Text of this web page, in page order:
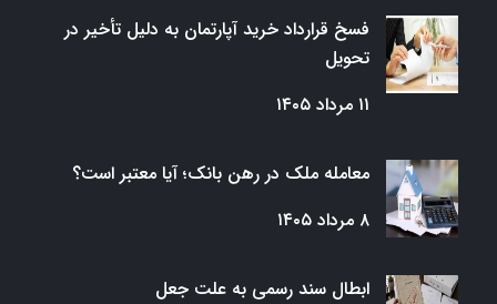
فسخ قرارداد خرید آپارتمان به دلیل تأخیر در
تحویل
۱۱ مرداد ۱۴۰۵
معامله ملک در رهن بانک؛ آیا معتبر است؟
۸ مرداد ۱۴۰۵
ابطال سند رسمی به علت جعل